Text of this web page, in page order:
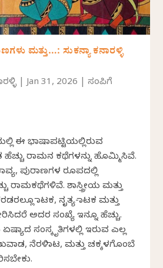
ಮತ್ತು…: ಸುಕನ್ಯಾ ಕನಾರಳ್ಳಿ
|Jan 31, 2026 |ಸಂಪಿಗೆ
ಈ ಭಾಷಾಪಟ್ಟಿಯಲ್ಲಿರುವ
ಹೆಚ್ಚು ರಾಮನ ಕಥೆಗಳನ್ನು ಹೊಮ್ಮಿಸಿವೆ.
ಪುರಾಣಗಳ ರೂಪದಲ್ಲಿ
ರಾಮಕಥೆಗಳಿವೆ. ಶಾಸ್ತ್ರೀಯ ಮತ್ತು
ನಾಟಕ, ನೃತ್ಯ-ನಾಟಕ ಮತ್ತು
ಅದರ ಸಂಖ್ಯೆ ಇನ್ನೂ ಹೆಚ್ಚು.
ಸಂಸ್ಕೃತಿಗಳಲ್ಲಿ ಇರುವ ಎಲ್ಲ
ನೆರಳಿನಾಟ, ಮತ್ತು ಚಕ್ಕಳಗೊಂಬೆ